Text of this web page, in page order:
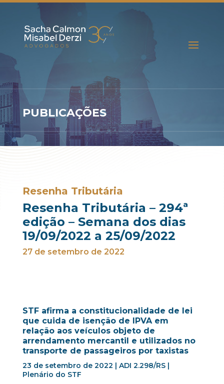
PUBLICAÇÕES
Resenha Tributária
Resenha Tributária – 294ª
edição – Semana dos dias
19/09/2022 a 25/09/2022
27 de setembro de 2022
STF afirma a constitucionalidade de lei
que cuida de isenção de IPVA em
relação aos veículos objeto de
arrendamento mercantil e utilizados no
transporte de passageiros por taxistas
23 de setembro de 2022 | ADI 2.298/RS |
Plenário do STF